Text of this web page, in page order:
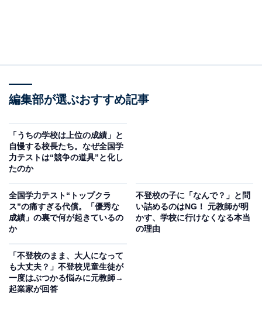
編集部が選ぶおすすめ記事
「うちの学校は上位の成績」と
自慢する校長たち。なぜ全国学
力テストは“競争の道具”と化し
たのか
全国学力テスト“トップクラ
ス”の痛すぎる代償。「優秀な
成績」の裏で何が起きているの
か
不登校の子に「なんで？」と問
い詰めるのはNG！ 元教師が明
かす、学校に行けなくなる本当
の理由
「不登校のまま、大人になって
も大丈夫？」不登校児童生徒が
一度はぶつかる悩みに元教師→
起業家が回答